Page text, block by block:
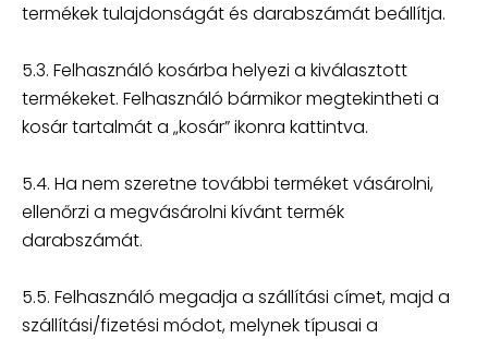
termékek tulajdonságát és darabszámát beállítja.
5.3. Felhasználó kosárba helyezi a kiválasztott
termékeket. Felhasználó bármikor megtekintheti a
kosár tartalmát a „kosár” ikonra kattintva.
5.4. Ha nem szeretne további terméket vásárolni,
ellenőrzi a megvásárolni kívánt termék
darabszámát.
5.5. Felhasználó megadja a szállítási címet, majd a
szállítási/fizetési módot, melynek típusai a